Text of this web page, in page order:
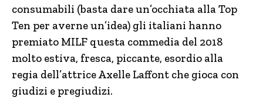
consumabili (basta dare un’occhiata alla Top
Ten per averne un’idea) gli italiani hanno
premiato MILF questa commedia del 2018
molto estiva, fresca, piccante, esordio alla
regia dell’attrice Axelle Laffont che gioca con
giudizi e pregiudizi.